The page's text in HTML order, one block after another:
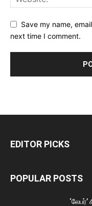
Save my name,
next time I comment.
EDITOR PICKS
POPULAR POSTS